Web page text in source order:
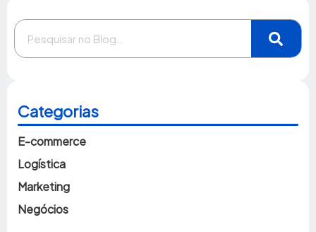
Categorias
E-commerce
Logística
Marketing
Negócios